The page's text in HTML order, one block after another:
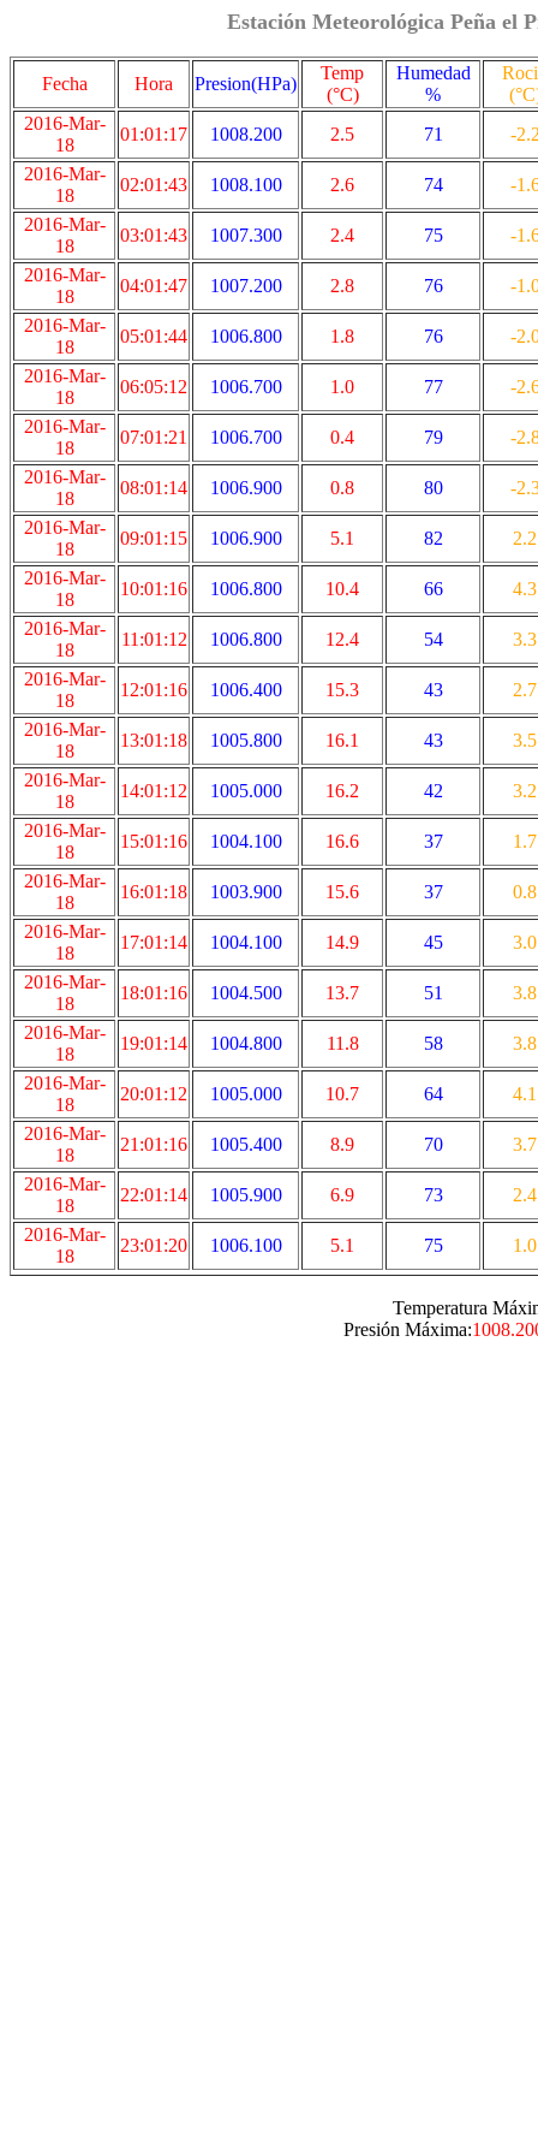
Estación Meteorológica Peña el
Fecha Hora Presion(HPa)
Temp
(°C)
Humedad
%
2016-Mar-
18
01:01:17 1008.200 2.5 71
-
2016-Mar-
18
02:01:43 1008.100 2.6 74
-
2016-Mar-
18
03:01:43 1007.300 2.4 75
-
2016-Mar-
18
04:01:47 1007.200 2.8 76
-
2016-Mar-
18
05:01:44 1006.800 1.8 76
-
2016-Mar-
18
06:05:12 1006.700 1.0 77
-
2016-Mar-
18
07:01:21 1006.700 0.4 79
-
2016-Mar-
18
08:01:14 1006.900 0.8 80
-
2016-Mar-
18
09:01:15 1006.900 5.1 82
2.2
2016-Mar-
18
10:01:16 1006.800 10.4 66
4.3
2016-Mar-
18
11:01:12 1006.800 12.4 54
3.3
2016-Mar-
18
12:01:16 1006.400 15.3 43
2.7
2016-Mar-
18
13:01:18 1005.800 16.1 43
3.5
2016-Mar-
18
14:01:12 1005.000 16.2 42
3.2
2016-Mar-
18
15:01:16 1004.100 16.6 37
1.7
2016-Mar-
18
16:01:18 1003.900 15.6 37
0.8
2016-Mar-
18
17:01:14 1004.100 14.9 45
3.0
2016-Mar-
18
18:01:16 1004.500 13.7 51
3.8
2016-Mar-
18
19:01:14 1004.800 11.8 58
3.8
2016-Mar-
18
20:01:12 1005.000 10.7 64
4.1
2016-Mar-
18
21:01:16 1005.400 8.9 70
3.7
2016-Mar-
18
22:01:14 1005.900 6.9 73
2.4
2016-Mar-
18
23:01:20 1006.100 5.1 75 1.0
Temperatura
Presión Máxima: